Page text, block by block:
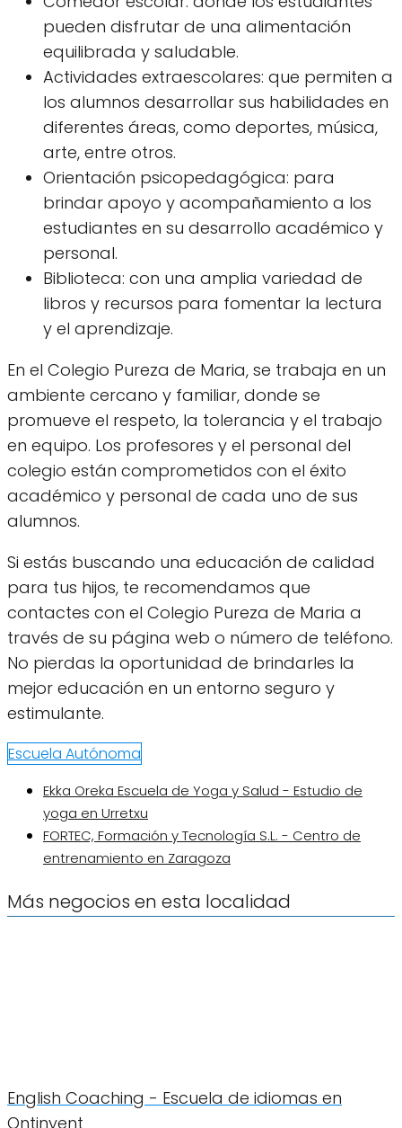
pueden disfrutar de una alimentación
equilibrada y saludable.
Actividades extraescolares: que permiten a
los alumnos desarrollar sus habilidades en
diferentes áreas, como deportes, música,
arte, entre otros.
Orientación psicopedagógica: para
brindar apoyo y acompañamiento a los
estudiantes en su desarrollo académico y
personal.
Biblioteca: con una amplia variedad de
libros y recursos para fomentar la lectura
y el aprendizaje.
En el Colegio Pureza de Maria, se trabaja en un
ambiente cercano y familiar, donde se
promueve el respeto, la tolerancia y el trabajo
en equipo. Los profesores y el personal del
colegio están comprometidos con el éxito
académico y personal de cada uno de sus
alumnos.
Si estás buscando una educación de calidad
para tus hijos, te recomendamos que
contactes con el Colegio Pureza de Maria a
través de su página web o número de teléfono.
No pierdas la oportunidad de brindarles la
mejor educación en un entorno seguro y
estimulante.
Escuela Autónoma
Ekka Oreka Escuela de Yoga y Salud - Estudio de
yoga en Urretxu
FORTEC, Formación y Tecnología S.L. - Centro de
entrenamiento en Zaragoza
Más negocios en esta localidad
English Coaching - Escuela de idiomas en
Ontinyent